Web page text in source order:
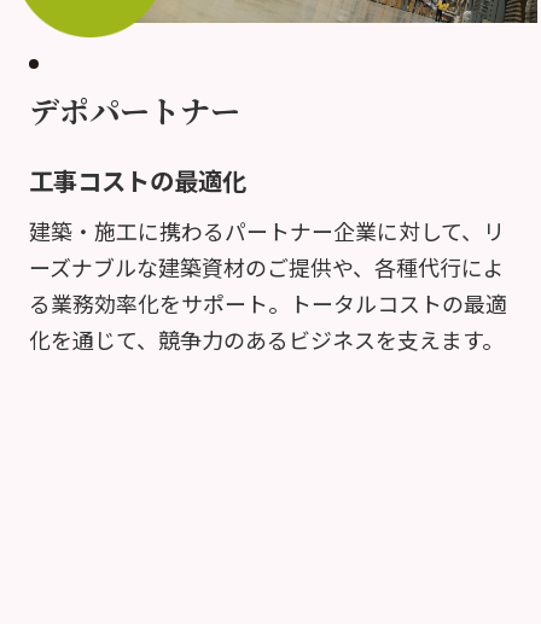
デポパートナー
工事コストの最適化
建築・施工に携わるパートナー企業に対して、リ
ーズナブルな建築資材のご提供や、各種代行によ
る業務効率化をサポート。トータルコストの最適
化を通じて、競争力のあるビジネスを支えます。